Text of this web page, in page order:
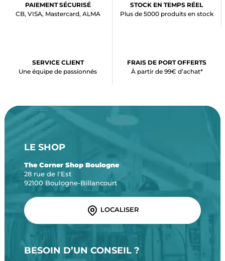
PAIEMENT SÉCURISÉ
CB, VISA, Mastercard, ALMA
STOCK EN TEMPS RÉEL
Plus de 5000 produits en stock
SERVICE CLIENT
Une équipe de passionnés
FRAIS DE PORT OFFERTS
À partir de 99€ d’achat*
LE SHOP
The Corner Shop Boulogne
28 rue de l'Est
92100 Boulogne-Billancourt
LOCALISER
BESOIN D’UN CONSEIL ?